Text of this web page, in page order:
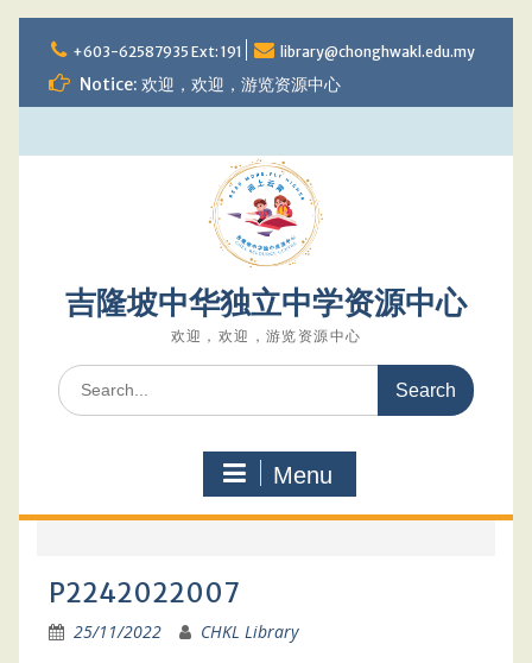
to
content
+603-62587935 Ext: 191 library@chonghwakl.edu.my
Notice: 欢迎，欢迎，游览资源中心
吉隆坡中华独立中学资源中心
欢迎，欢迎，游览资源中心
Search
for:
Menu
P2242022007
25/11/2022 CHKL Library